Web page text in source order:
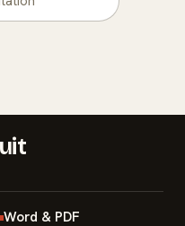
Word & PDF